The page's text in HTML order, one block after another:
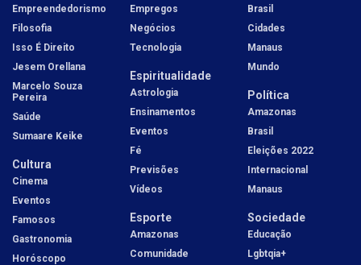
Empreendedorismo
Filosofia
Isso É Direito
Jesem Orellana
Marcelo Souza
Pereira
Saúde
Sumaare Keike
Cultura
Cinema
Eventos
Famosos
Gastronomia
Horóscopo
Empregos
Negócios
Tecnologia
Espiritualidade
Astrologia
Ensinamentos
Eventos
Fé
Previsões
Vídeos
Esporte
Amazonas
Comunidade
Brasil
Cidades
Manaus
Mundo
Política
Amazonas
Brasil
Eleições 2022
Internacional
Manaus
Sociedade
Educação
Lgbtqia+